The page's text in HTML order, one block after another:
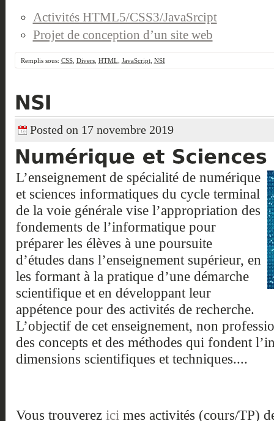
Activités HTML5/CSS3/JavaSrcipt
Projet de conception d’un site web
Remplis sous: CSS, Divers, HTML JavaScript, NSI
Posted on 17 novembre 2019
L’enseignement de spécialité de numérique
et sciences informatiques du cycle terminal
de la voie générale vise l’appropriation des
fondements de l’informatique pour
préparer les élèves à une poursuite
d’études dans l’enseignement supérieur, en
les formant à la pratique d’une démarche
scientifique et en développant leur
appétence pour des activités de recherche.
L’objectif de cet enseignement, non
des concepts et des méthodes qui fondent
dimensions scientifiques et techniques....
Vous trouverez icimes activités (cours/TP)